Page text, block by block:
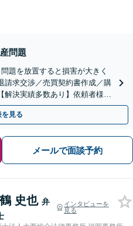
問題
題を放置すると損害が大きく
請求交渉／売買契約書作成／購
解決実績多数あり】依頼者様の
夜間・休日対応可】
見る
メールで面談予約
史也 弁
インタビューを
見る